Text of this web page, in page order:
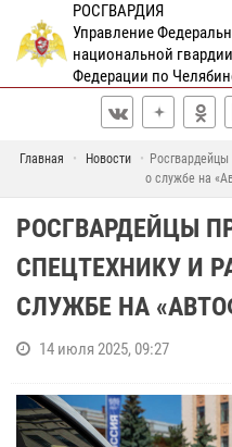
РОСГВАРДИЯ
Управление
национальной
Федерации по
Главная Новости
Росгвардейцы
о службе на
РОСГВАРДЕЙЦЫ
СПЕЦТЕХНИКУ И
СЛУЖБЕ НА
14 июля 2025, 09:27